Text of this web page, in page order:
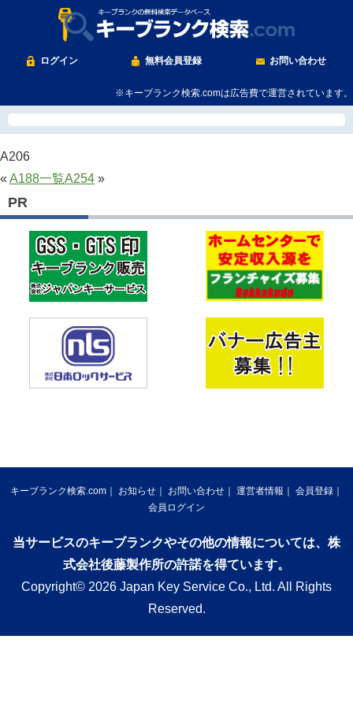
ログイン 無料会員登録 お問い合わせ
※キーブランク検索.comは広告費で運営されています。
A206
« A188一覧A254 »
PR
キーブランク検索.com お知らせ お問い合わせ 運営者情報
会員登録
会員ログイン
当サービスのキーブランクやその他の情報については、株
式会社後藤製作所の許諾を得ています。
Copyright© 2026 Japan Key Service Co., Ltd. All Rights
Reserved.